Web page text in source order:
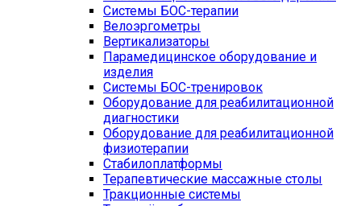
Системы БОС-терапии
Велоэргометры
Вертикализаторы
Парамедицинское оборудование и
изделия
Системы БОС-тренировок
Оборудование для реабилитационной
диагностики
Оборудование для реабилитационной
физиотерапии
Стабилоплатформы
Терапевтические массажные столы
Тракционные системы